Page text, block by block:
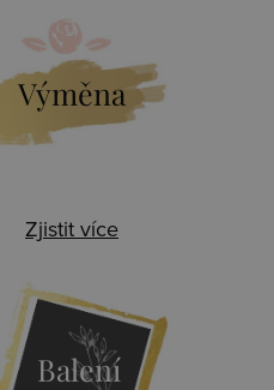
Výměna
Zjistit více
Balení